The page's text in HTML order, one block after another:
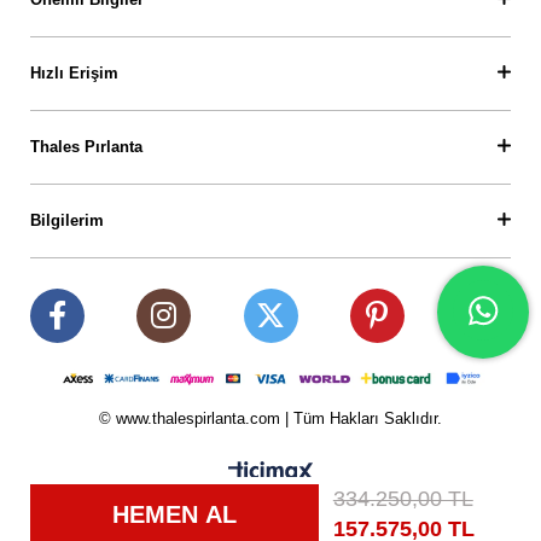
334.250,00 TL
157.575,00 TL
Hızlı Erişim
Thales Pırlanta
Bilgilerim
© www.thalespirlanta.com | Tüm Hakları Saklıdır.